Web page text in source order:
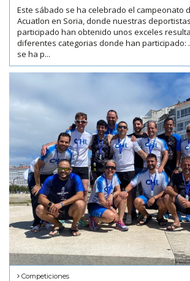
Este sábado se ha celebrado el campeonato
Acuatlon en Soria, donde nuestras
participado han obtenido unos exceles
diferentes categorias donde han participado:
se ha p...
Competiciones